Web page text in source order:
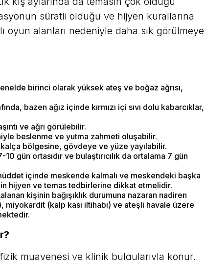
süratli olduğu ve hijyen kurallarına
oyun alanları nedeniyle daha sık görülmeye
birinci olarak yüksek ateş ve boğaz ağrısı,
bazen ağız içinde kırmızı içi sıvı dolu kabarcıklar,
ve ağrı görülebilir.
beslenme ve yutma zahmeti oluşabilir.
bölgesine, gövdeye ve yüze yayılabilir.
gün ortasıdır ve bulaştırıcılık da ortalama 7 gün
içinde meskende kalmalı ve meskendeki başka
hijyen ve temas tedbirlerine dikkat etmelidir.
kişinin bağışıklık durumuna nazaran nadiren
miyokardit (kalp kası iltihabı) ve ateşli havale üzere
fizik muayenesi ve klinik bulgularıyla konur.